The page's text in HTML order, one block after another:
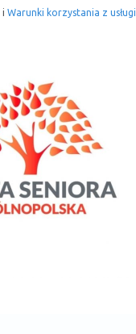
i Warunki korzystania z usługi